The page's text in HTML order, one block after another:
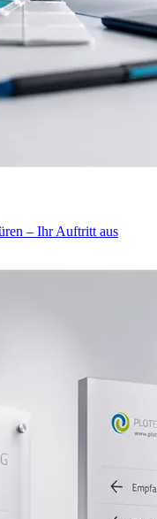
– Ihr Auftritt aus